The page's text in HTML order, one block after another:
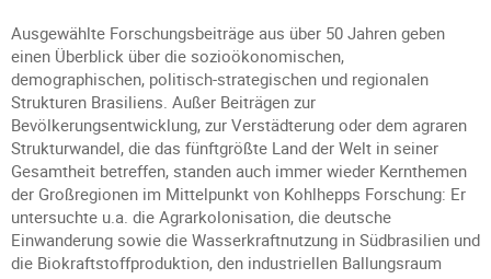
Ausgewählte Forschungsbeiträge aus über 50 Jahren geben
einen Überblick über die sozioökonomischen,
demographischen, politisch-strategischen und regionalen
Strukturen Brasiliens. Außer Beiträgen zur
Bevölkerungsentwicklung, zur Verstädterung oder dem agraren
Strukturwandel, die das fünftgrößte Land der Welt in seiner
Gesamtheit betreffen, standen auch immer wieder Kernthemen
der Großregionen im Mittelpunkt von Kohlhepps Forschung: Er
untersuchte u.a. die Agrarkolonisation, die deutsche
Einwanderung sowie die Wasserkraftnutzung in Südbrasilien und
die Biokraftstoffproduktion, den industriellen Ballungsraum